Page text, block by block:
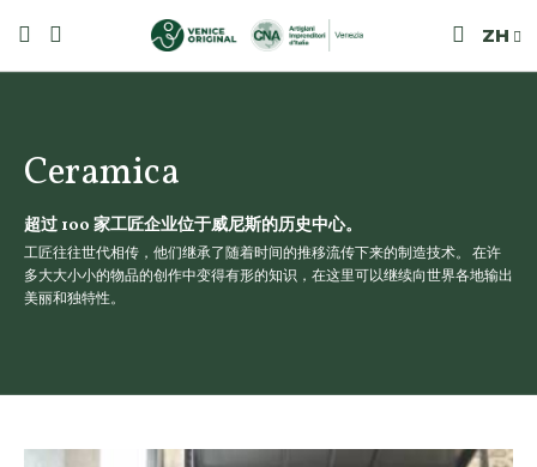
ZH
Ceramica
超过 100 家工匠企业位于威尼斯的历史中心。
工匠往往世代相传，他们继承了随着时间的推移流传下来的制造技术。 在许
多大大小小的物品的创作中变得有形的知识，在这里可以继续向世界各地输出
美丽和独特性。